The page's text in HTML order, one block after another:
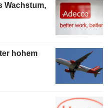
Wachstum,
hohem